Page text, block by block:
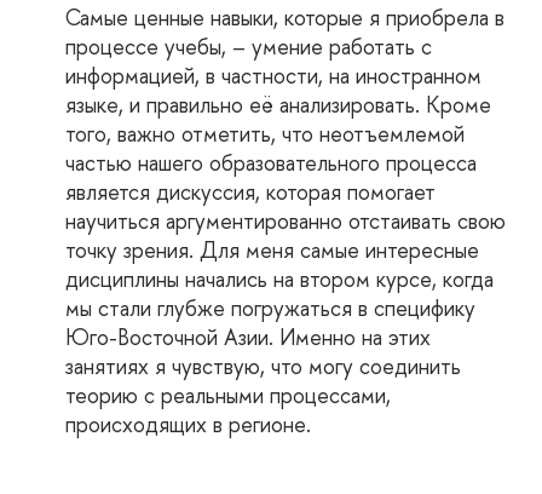
Самые ценные навыки, которые я приобрела в
процессе учебы, – умение работать с
информацией, в частности, на иностранном
языке, и правильно её анализировать. Кроме
того, важно отметить, что неотъемлемой
частью нашего образовательного процесса
является дискуссия, которая помогает
научиться аргументированно отстаивать свою
точку зрения. Для меня самые интересные
дисциплины начались на втором курсе, когда
мы стали глубже погружаться в специфику
Юго-Восточной Азии. Именно на этих
занятиях я чувствую, что могу соединить
теорию с реальными процессами,
происходящих в регионе.